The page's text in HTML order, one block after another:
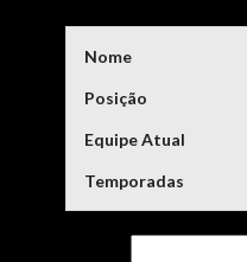
Nome
Posição
Equipe Atual
Temporadas